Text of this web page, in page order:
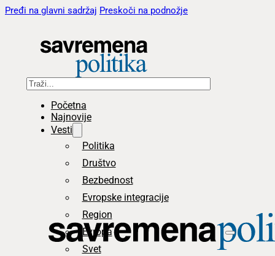
Pređi na glavni sadržaj Preskoči na podnožje
Pretraga
Početna
Najnovije
Vesti
Politika
Društvo
Bezbednost
Evropske integracije
Region
Evropa
Svet